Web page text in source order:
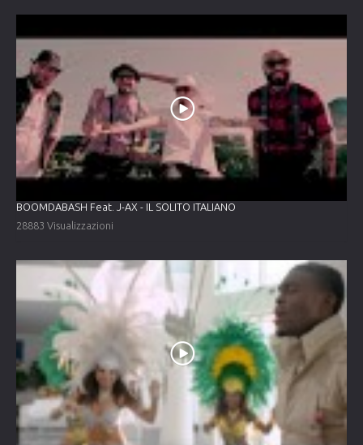
BOOMDABASH Feat. J-AX - IL SOLITO ITALIANO
28883 Visualizzazioni